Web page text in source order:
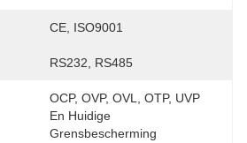
CE, ISO9001
RS232, RS485
OCP, OVP, OVL, OTP, UVP
En Huidige
Grensbescherming